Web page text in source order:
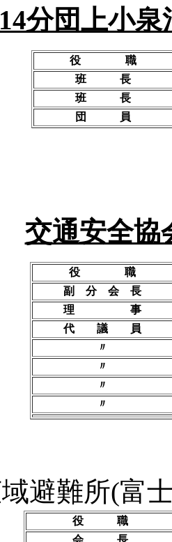
分団上小泉
役 職
班 長
班 長
団 員
交通安全協
役 職
副 分 会 長
理 事
代 議 員
〃
〃
〃
〃
避難所(富
役 職
会 長